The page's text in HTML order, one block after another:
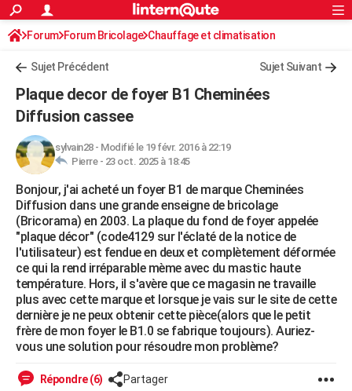
ACTUALITÉS
Politique
Société
Faits Divers
Education
Monde
Villes
+
Programme TV
TNTStreaming
Cinéma
Sorties cinéma
Musique
+FINANCE
Retraite
Impôts
Epargne
Immobilier
Risques naturels par ville
Banque
Assurance
Crédit
AUTO
Essais
Réserver un essai
Citadines
Berlines
SUV
Forum auto
HIGH-TECH
Mobiles
Meilleur smartphone
Internet
Ordinateurs
Jeux vidéo
Guide high-tech
BRICOLAGE
Forum
Aménagement intérieur
Extérieur
Cuisine
Salle de bains
Jardinage
Rangement
WEEK-END
Guides de France
Escapades
Patrimoine
Expositions
Musées
Week-end nature
+LIFESTYLE
Art de vivre
Bien-être
Loisirs
Mode
Modes de vie
SANTE
Alimentation
Guide de la santé
Maladies
Médicaments
Sommeil
VOYAGE
PHOTO
Rechercher
S'inscrire
Connexion
Forum Forum Bricolage Chauffage et climatisation
Sujet Précédent Sujet Suivant
Plaque decor de foyer B1 Cheminées
Diffusion cassee
sylvain28- Modifié le 19 févr. 2016 à 22:19
Pierre - 23 oct. 2025 à 18:45
Bonjour, j'ai acheté un foyer B1 de marque Cheminées
Diffusion dans une grande enseigne de bricolage
(Bricorama) en 2003. La plaque du fond de foyer appelée
"plaque décor" (code4129 sur l'éclaté de la notice de
l'utilisateur) est fendue en deux et complètement déformée
ce qui la rend irréparable mème avec du mastic haute
température. Hors, il s'avère que ce magasin ne travaille
plus avec cette marque et lorsque je vais sur le site de cette
dernière je ne peux obtenir cette pièce(alors que le petit
frère de mon foyer le B1.0 se fabrique toujours). Auriez-
vous une solution pour résoudre mon problème?
Répondre (6) Partager